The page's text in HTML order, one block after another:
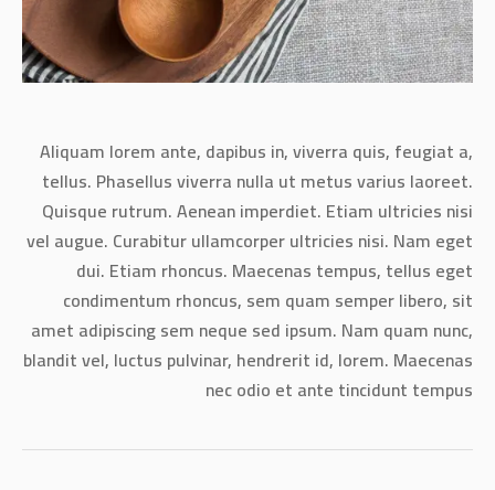
Aliquam lorem ante, dapibus in, viverra quis, feugiat a,
tellus. Phasellus viverra nulla ut metus varius laoreet.
Quisque rutrum. Aenean imperdiet. Etiam ultricies nisi
vel augue. Curabitur ullamcorper ultricies nisi. Nam eget
dui. Etiam rhoncus. Maecenas tempus, tellus eget
condimentum rhoncus, sem quam semper libero, sit
amet adipiscing sem neque sed ipsum. Nam quam nunc,
blandit vel, luctus pulvinar, hendrerit id, lorem. Maecenas
nec odio et ante tincidunt tempus